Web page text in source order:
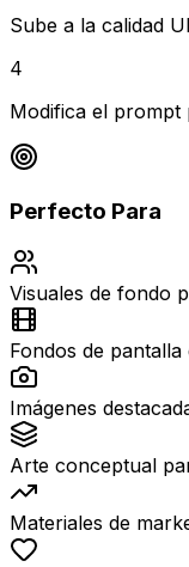
Sube a la calidad
4
Modifica el
Perfecto Para
Visuales de fondo
Fondos de
Imágenes
Arte conceptual
Materiales de